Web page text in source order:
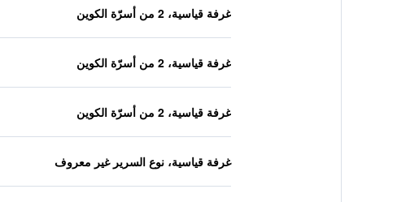
غرفة قياسية، 2 من أسرّة الكوين
غرفة قياسية، 2 من أسرّة الكوين
غرفة قياسية، 2 من أسرّة الكوين
غرفة قياسية، نوع السرير غير معروف